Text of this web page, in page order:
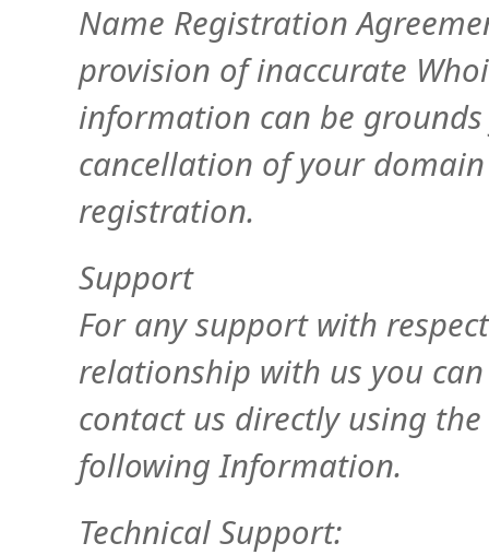
Name Registration
provision of inaccurate
information can be
cancellation of your
registration.
Support
For any support with
relationship with us you
contact us directly using the
following Information.
Technical Support: